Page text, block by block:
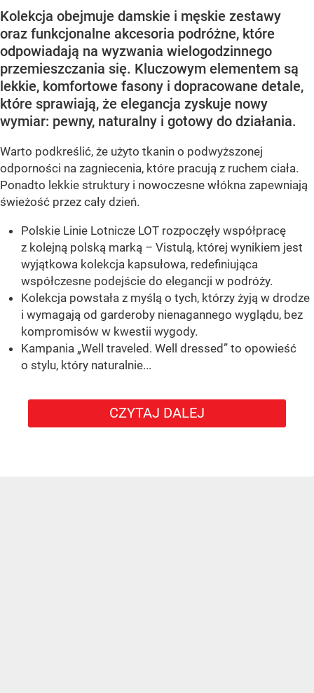
Kolekcja obejmuje damskie i męskie zestawy
oraz funkcjonalne akcesoria podróżne, które
odpowiadają na wyzwania wielogodzinnego
przemieszczania się. Kluczowym elementem są
lekkie, komfortowe fasony i dopracowane detale,
które sprawiają, że elegancja zyskuje nowy
wymiar: pewny, naturalny i gotowy do działania.
Warto podkreślić, że użyto tkanin o podwyższonej
odporności na zagniecenia, które pracują z ruchem ciała.
Ponadto lekkie struktury i nowoczesne włókna zapewniają
świeżość przez cały dzień.
Polskie Linie Lotnicze LOT rozpoczęły współpracę
z kolejną polską marką – Vistulą, której wynikiem jest
wyjątkowa kolekcja kapsułowa, redefiniująca
współczesne podejście do elegancji w podróży.
Kolekcja powstała z myślą o tych, którzy żyją w drodze
i wymagają od garderoby nienagannego wyglądu, bez
kompromisów w kwestii wygody.
Kampania „Well traveled. Well dressed” to opowieść
o stylu, który naturalnie...
CZYTAJ DALEJ